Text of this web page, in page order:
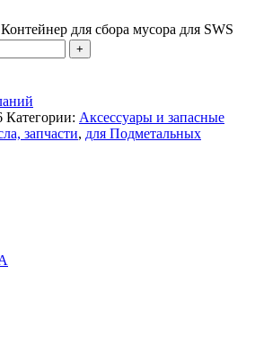
для сбора мусора для SWS
Категории: Аксессуары и запасные
запчасти, для Подметальных